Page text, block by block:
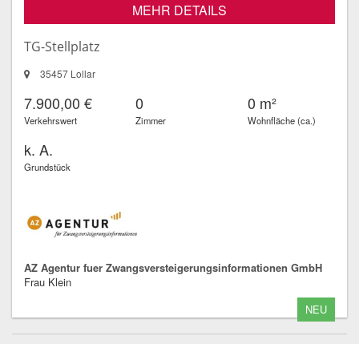
MEHR DETAILS
TG-Stellplatz
35457 Lollar
7.900,00 €
Verkehrswert
0
Zimmer
0 m²
Wohnfläche (ca.)
k. A.
Grundstück
AZ Agentur fuer Zwangsversteigerungsinformationen GmbH
Frau Klein
NEU